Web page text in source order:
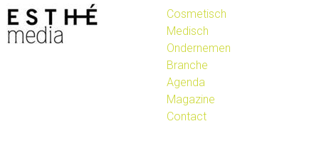
Cosmetisch
Medisch
Ondernemen
Branche
Agenda
Magazine
Contact